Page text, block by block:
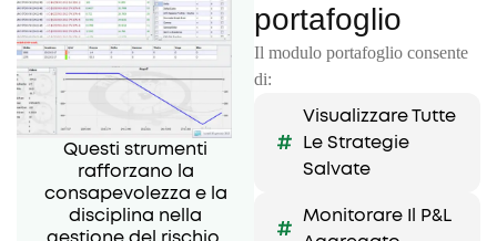
portafoglio
Il modulo portafoglio consente
di:
Visualizzare Tutte
Le Strategie
Salvate
Monitorare Il P&L
Questi strumenti
rafforzano la
consapevolezza e la
disciplina nella
gestione del rischio.